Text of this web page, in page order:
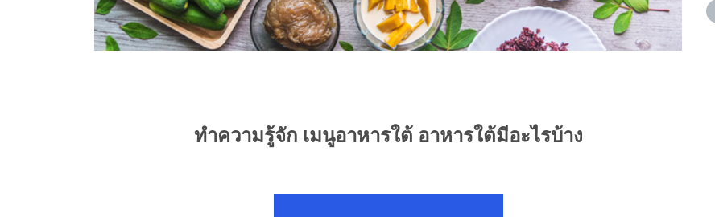
ทำความรู้จัก เมนูอาหารใต้ อาหารใต้มีอะไรบ้าง